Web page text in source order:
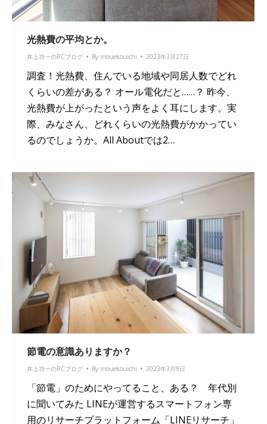
光熱費の平均とか。
井上功一のRCブログ By inouekouichi 2023年3月27日
調査！光熱費、住んでいる地域や同居人数でどれ
くらいの差がある？ オール電化だと……？ 昨今、
光熱費が上がったという声をよく耳にします。実
際、みなさん、どれくらいの光熱費がかかってい
るのでしょうか。All Aboutでは2…
節電の意識ありますか？
井上功一のRCブログ By inouekouichi 2023年3月9日
「節電」のためにやってること、ある？ 年代別
に聞いてみた LINEが運営するスマートフォン専
用のリサーチプラットフォーム「LINEリサーチ」